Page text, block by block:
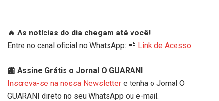
🔥 As notícias do dia chegam até você!
Entre no canal oficial no WhatsApp: 📲 Link de Acesso
📰 Assine Grátis o Jornal O GUARANI
Inscreva-se na nossa Newsletter e tenha o Jornal O
GUARANI direto no seu WhatsApp ou e-mail.